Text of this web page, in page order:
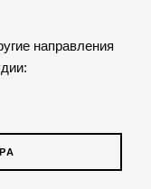
направления